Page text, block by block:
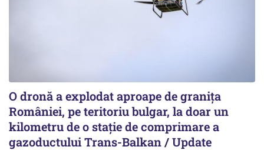
O dronă a explodat aproape de granița
României, pe teritoriu bulgar, la doar un
kilometru de o stație de comprimare a
gazoductului Trans-Balkan / Update